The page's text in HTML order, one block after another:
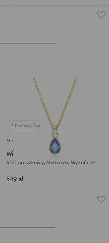
2 Kolory/ów
Nowość
Wisiorek Chroma
Szlif gruszkowy, Niebieski, Wykończenie
549 zł